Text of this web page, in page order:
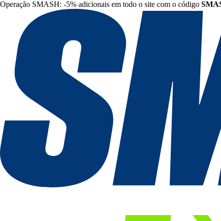
Operação SMASH: -5% adicionais em todo o site com o código